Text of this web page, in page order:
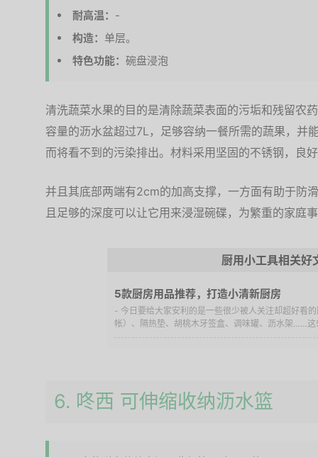
耐高温： -
构造： 单层。
特色功能： 碗盘浸泡
清洗蔬菜水果的目的是清除蔬菜表面的污垢和残留农
容量的沥水盆超过7L，足够容纳一餐所需的蔬果，并
而将看不到的污染排出。材料采用坚固的不锈钢，良
并且其底部两端有2cm的加高支撑，一方面有助于防
且足够的深度可以让它用来浸湿碗碟，为繁重的家庭
厨用小工具相关好
5款厨房用品推荐，打造小清新厨房
- 今日要给大家安利的是一些很少被人关注却超好看
帐）、隔热垫、胡桃木牙签盒、调味罐、沥水架……
6. 咚西 可伸缩收纳沥水篮